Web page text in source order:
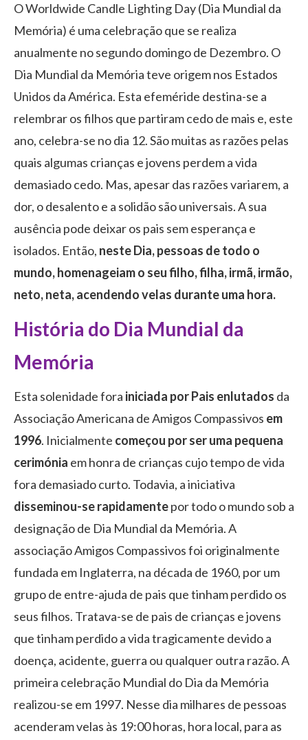
O Worldwide Candle Lighting Day (Dia Mundial da
Memória) é uma celebração que se realiza
anualmente no segundo domingo de Dezembro. O
Dia Mundial da Memória teve origem nos Estados
Unidos da América. Esta efeméride destina-se a
relembrar os filhos que partiram cedo de mais e, este
ano, celebra-se no dia 12. São muitas as razões pelas
quais algumas crianças e jovens perdem a vida
demasiado cedo. Mas, apesar das razões variarem, a
dor, o desalento e a solidão são universais. A sua
ausência pode deixar os pais sem esperança e
isolados. Então, neste Dia, pessoas de todo o
mundo, homenageiam o seu filho, filha, irmã, irmão,
neto, neta, acendendo velas durante uma hora.
História do Dia Mundial da
Memória
Esta solenidade fora iniciada por Pais enlutados da
Associação Americana de Amigos Compassivos em
1996. Inicialmente começou por ser uma pequena
cerimónia em honra de crianças cujo tempo de vida
fora demasiado curto. Todavia, a iniciativa
disseminou-se rapidamentepor todo o mundo sob a
designação de Dia Mundial da Memória. A
associação Amigos Compassivos foi originalmente
fundada em Inglaterra, na década de 1960, por um
grupo de entre-ajuda de pais que tinham perdido os
seus filhos. Tratava-se de pais de crianças e jovens
que tinham perdido a vida tragicamente devido a
doença, acidente, guerra ou qualquer outra razão. A
primeira celebração Mundial do Dia da Memória
realizou-se em 1997. Nesse dia milhares de pessoas
acenderam velas às 19:00 horas, hora local, para as